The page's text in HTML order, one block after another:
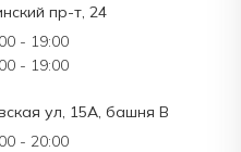
пр-т, 24
- 19:00
- 19:00
ул, 15А, башня В
- 20:00